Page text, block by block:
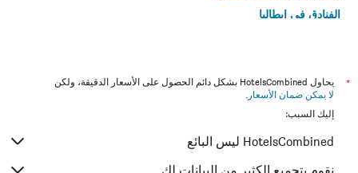
الفنادق في إيطاليا
*
يحاول HotelsCombined بشكل دائم الحصول على الأسعار الدقيقة، ولكن
لا يمكن ضمان الأسعار .
إليك السبب:
HotelsCombined ليس البائع
نقوم بتجميع الكثير من البيانات لك